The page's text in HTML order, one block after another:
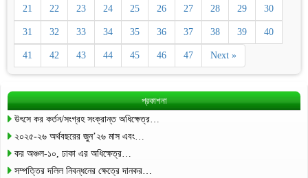
21 22 23 24 25 26 27 28 29 30
31 32 33 34 35 36 37 38 39 40
41 42 43 44 45 46 47 Next »
প্রকাশনা
উৎসে কর কর্তন/সংগ্রহ সংক্রান্ত অধিক্ষেত্র…
২০২৫-২৬ অর্থবছরের জুন’২৬ মাস এবং…
কর অঞ্চল-১০, ঢাকা এর অধিক্ষেত্র…
সম্পত্তির দলিল নিবন্ধনের ক্ষেত্রে দানকর…